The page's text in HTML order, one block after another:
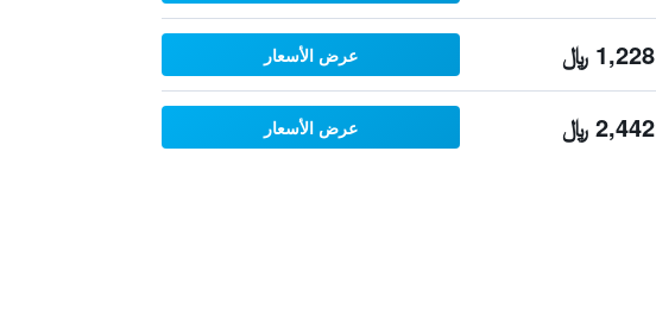
1,228 ﷼ عرض الأسعار
2,442 ﷼ عرض الأسعار